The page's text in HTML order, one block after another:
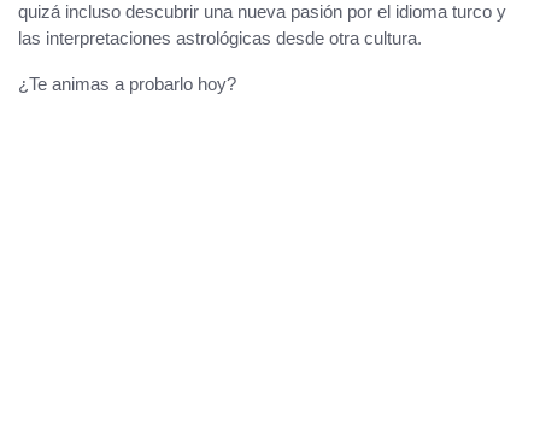
quizá incluso descubrir una nueva pasión por el idioma turco y
las interpretaciones astrológicas desde otra cultura.
¿Te animas a probarlo hoy?